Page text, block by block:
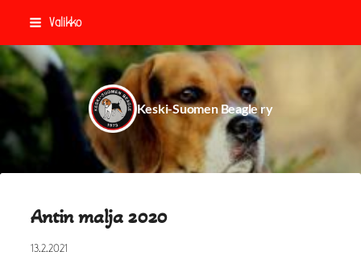
Siirry
sisältöön
Valikko
Keski-Suomen Beagle ry
Antin malja 2020
13.2.2021